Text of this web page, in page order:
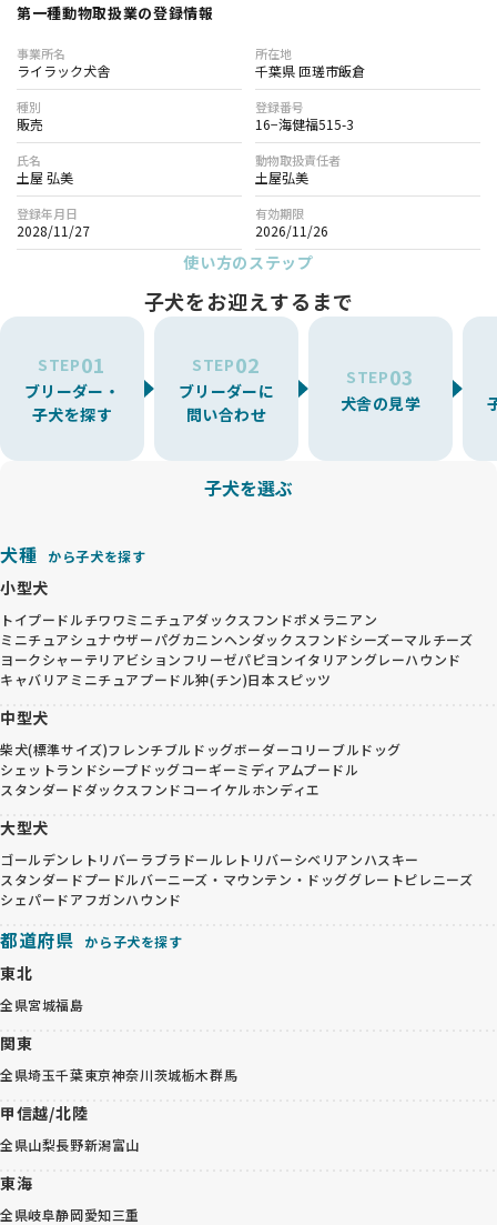
第一種動物取扱業の登録情報
事業所名
ライラック犬舎
所在地
千葉県 匝瑳市飯倉
種別
販売
登録番号
16−海健福515-3
氏名
土屋 弘美
動物取扱責任者
土屋弘美
登録年月日
2028/11/27
有効期限
2026/11/26
使い方のステップ
子犬をお迎えするまで
STEP01
ブリーダー・
子犬を探す
STEP02
ブリーダーに
問い合わせ
STEP03
犬舎の見学
子犬を選ぶ
犬種 から子犬を探す
小型犬
トイプードルチワワミニチュアダックスフンドポメラニアン
ミニチュアシュナウザーパグカニンヘンダックスフンドシーズーマルチーズ
ヨークシャーテリアビションフリーゼパピヨンイタリアングレーハウンド
キャバリア ミニチュアプードル狆(チン)日本スピッツ
中型犬
柴犬(標準サイズ)フレンチブルドッグボーダーコリーブルドッグ
シェットランドシープドッグコーギーミディアムプードル
スタンダードダックスフンドコーイケルホンディエ
大型犬
ゴールデンレトリバー ラブラドールレトリバーシベリアンハスキー
スタンダードプードルバーニーズ・マウンテン・ドッググレートピレニーズ
シェパードアフガンハウンド
都道府県 から子犬を探す
東北
全県宮城福島
関東
全県埼玉千葉東京神奈川茨城栃木群馬
甲信越/北陸
全県山梨長野新潟富山
東海
全県岐阜静岡愛知三重